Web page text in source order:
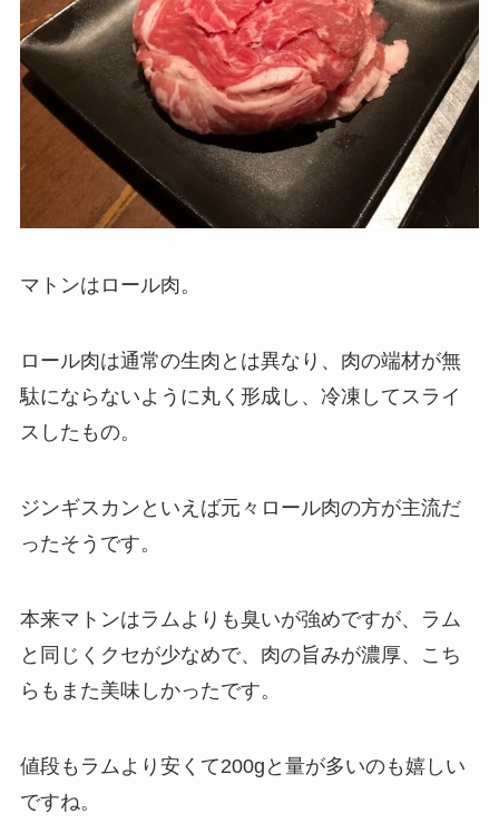
マトンはロール肉。
ロール肉は通常の生肉とは異なり、肉の端材が無
駄にならないように丸く形成し、冷凍してスライ
スしたもの。
ジンギスカンといえば元々ロール肉の方が主流だ
ったそうです。
本来マトンはラムよりも臭いが強めですが、ラム
と同じくクセが少なめで、肉の旨みが濃厚、こち
らもまた美味しかったです。
値段もラムより安くて200gと量が多いのも嬉しい
ですね。